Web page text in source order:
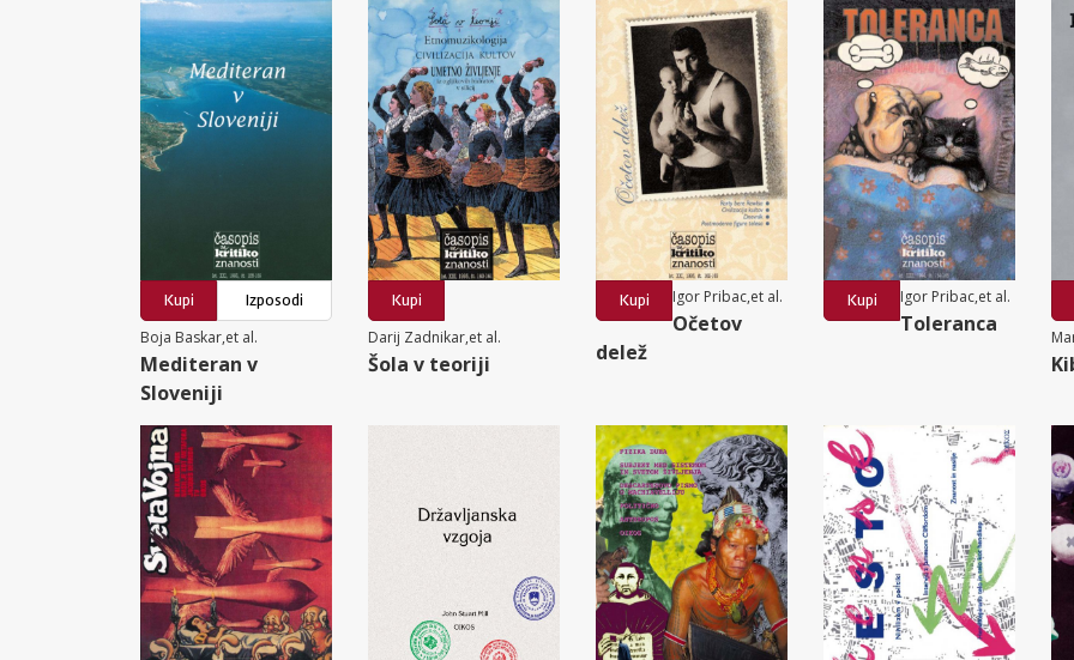
Kupi
Izposodi
Boja Baskar,et al.
Mediteran v
Sloveniji
Kupi
Darij Zadnikar,et al.
Šola v teoriji
Kupi Igor Pribac,et al.
Očetov
delež
Kupi Igor Pribac,et al.
Toleranca